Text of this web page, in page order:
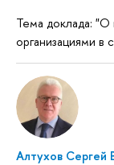
Тема доклада: "О
организациями в
Алтухов Сергей